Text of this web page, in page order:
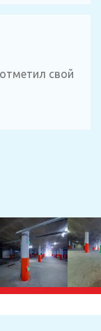
свой